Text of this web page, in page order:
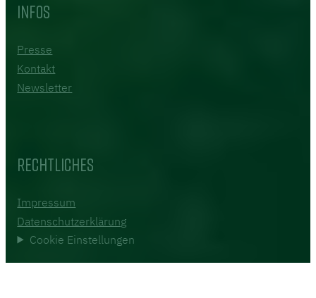
Infos
Presse
Kontakt
Newsletter
Rechtliches
Impressum
Datenschutzerklärung
Cookie Einstellungen